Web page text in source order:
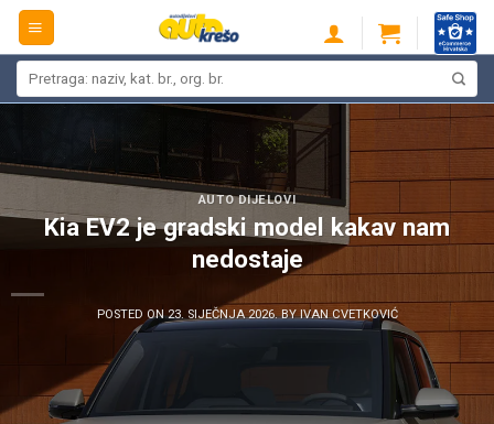
Skip
content
AUTO DIJELOVI
Kia EV2 je gradski model kakav nam
nedostaje
POSTED ON23. SIJEČNJA 2026. BYIVAN CVETKOVIĆ